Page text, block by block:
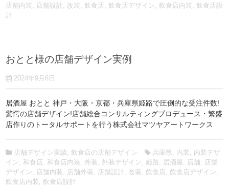
店舗内装, 店舗設計 , 改装, 飲食店, 飲食店デザイン, 飲食店内装, 飲食店設
計
おとと様の店舗デザイン実例
2024年9月6日
居酒屋 おとと 神戸・大阪・京都・兵庫県姫路で圧倒的な受注件数!
驚愕の店舗デザイン!店舗総合コンサルティングプロデュース・繁盛
店作りのトータルサポートを行う株式会社マツヤアートワークス
店舗デザイン実績 , 飲食店の店舗デザイン 兵庫県, 内装, 内装デザ
イン,和食店,和食店内装, 外装, 外装デザイン, 姫路, 居酒屋 , 店舗, 店舗
デザイン, 店舗内装, 店舗外装, 店舗設計 , 改装, 飲食店, 飲食店デザイン,
飲食店内装, 飲食店設計